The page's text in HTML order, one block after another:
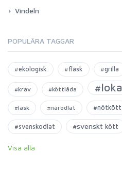
Vindeln
POPULÄRA TAGGAR
#ekologisk #fläsk #grilla
#krav #köttlåda
#läsk #närodlat #nötkött
#svenskodlat #svenskt kött
Visa alla